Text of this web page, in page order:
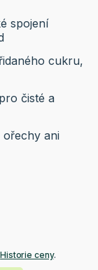
spojení
cukru,
čisté a
ořechy ani
Historie ceny.